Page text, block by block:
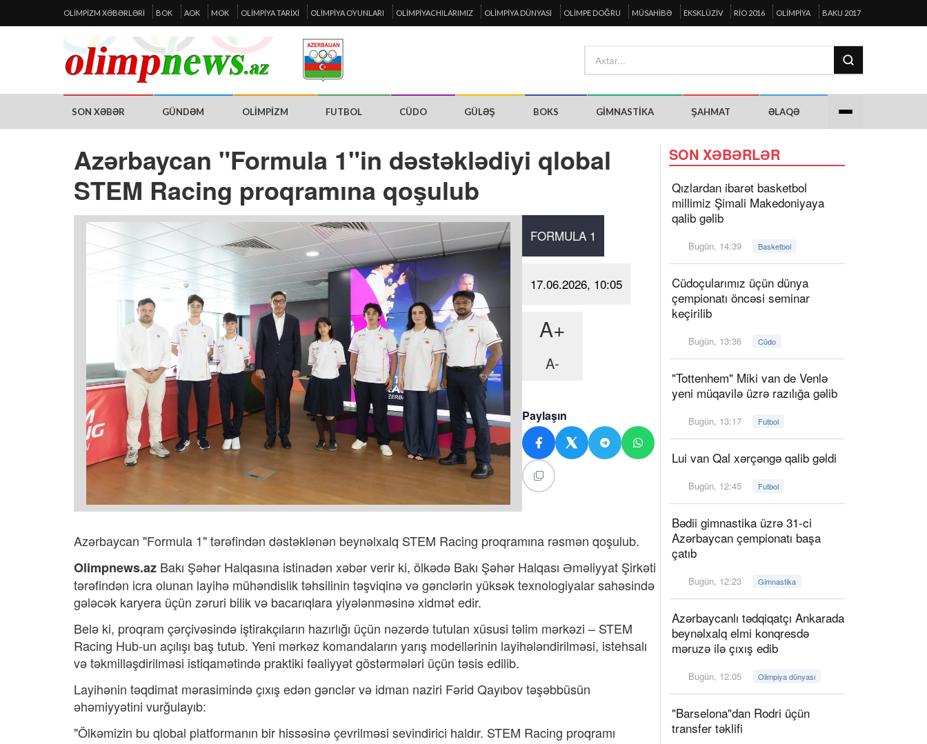
OLIMPIZM XƏBƏRLƏRI BOK AOK MOK OLIMPIYA TARIXI OLIMPIYA OYUNLARI OLIMPIYACHILARIMIZ OLIMPIYA DÜNYASI OLIMPE DOĞRU MÜSAHIBƏ EKSKLÜZIV RIO 2016 OLIMPIYA BAKU 2017
SON XƏBƏR GÜNDƏM OLIMPIZM FUTBOL CÜDO GÜLƏŞ BOKS GIMNASTIKA ŞAHMAT ƏLAQƏ
Azərbaycan "Formula 1"in dəstəklədiyi qlobal
STEM Racing proqramına qoşulub
FORMULA 1
17.06.2026, 10:05
A+
A-
Paylaşın
Azərbaycan "Formula 1" tərəfindən dəstəklənən beynəlxalq STEM Racing proqramına rəsmən qoşulub.
Olimpnews.az Bakı Şəhər Halqasına istinadən xəbər verir ki, ölkədə Bakı Şəhər Halqası Əməliyyat Şirkəti
tərəfindən icra olunan layihə mühəndislik təhsilinin təşviqinə və gənclərin yüksək texnologiyalar sahəsində
gələcək karyera üçün zəruri bilik və bacarıqlara yiyələnməsinə xidmət edir.
Belə ki, proqram çərçivəsində iştirakçıların hazırlığı üçün nəzərdə tutulan xüsusi təlim mərkəzi – STEM
Racing Hub-un açılışı baş tutub. Yeni mərkəz komandaların yarış modellərinin layihələndirilməsi, istehsalı
və təkmilləşdirilməsi istiqamətində praktiki fəaliyyət göstərmələri üçün təsis edilib.
Layihənin təqdimat mərasimində çıxış edən gənclər və idman naziri Fərid Qayıbov təşəbbüsün
əhəmiyyətini vurğulayıb:
"Ölkəmizin bu qlobal platformanın bir hissəsinə çevrilməsi sevindirici haldır. STEM Racing proqramı
SON XƏBƏRLƏR
Qızlardan ibarət basketbol
millimiz Şimali Makedoniyaya
qalib gəlib
Bugün, 14:39 Basketbol
Cüdoçularımız üçün dünya
çempionatı öncəsi seminar
keçirilib
Bugün, 13:36 Cüdo
"Tottenhem" Miki van de Venlə
yeni müqavilə üzrə razılığa gəlib
Bugün, 13:17 Futbol
Lui van Qal xərçəngə qalib gəldi
Bugün, 12:45 Futbol
Bədii gimnastika üzrə 31-ci
Azərbaycan çempionatı başa
çatıb
Bugün, 12:23 Gimnastika
Azərbaycanlı tədqiqatçı Ankarada
beynəlxalq elmi konqresdə
məruzə ilə çıxış edib
Bugün, 12:05 Olimpiya dünyası
"Barselona"dan Rodri üçün
transfer təklifi